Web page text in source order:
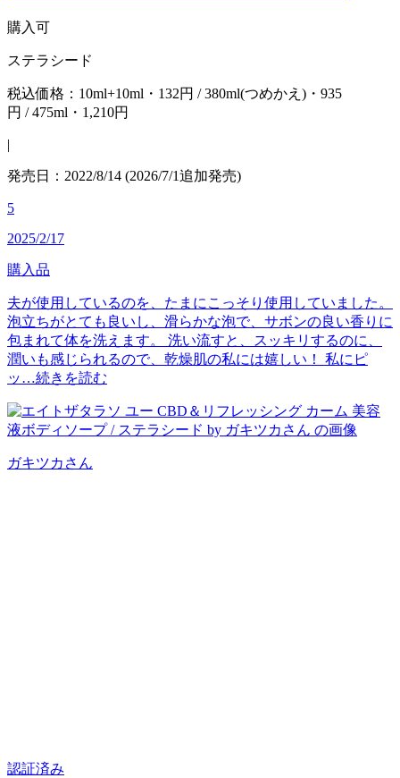
購入可
ステラシード
税込価格：10ml+10ml・132円 / 380ml(つめかえ)・935
円 / 475ml・1,210円
|
発売日：2022/8/14 (2026/7/1追加発売)
5
2025/2/17
購入品
夫が使用しているのを、たまにこっそり使用していました。
泡立ちがとても良いし、滑らかな泡で、サボンの良い香りに
包まれて体を洗えます。 洗い流すと、スッキリするのに、
潤いも感じられるので、乾燥肌の私には嬉しい！ 私にピ
ッ…続きを読む
ガキツカ さん
認証済み